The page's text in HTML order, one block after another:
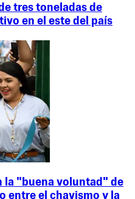
tres toneladas de
en el este del país
la "buena voluntad" de
entre el chavismo y la